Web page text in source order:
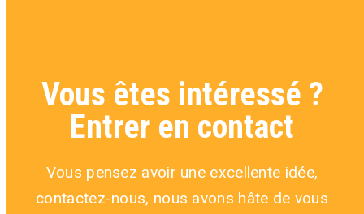
Vous êtes intéressé ?
Entrer en contact
Vous pensez avoir une excellente idée,
contactez-nous, nous avons hâte de vous